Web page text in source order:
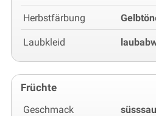
Herbstfärbung
Laubkleid
Früchte
Geschmack